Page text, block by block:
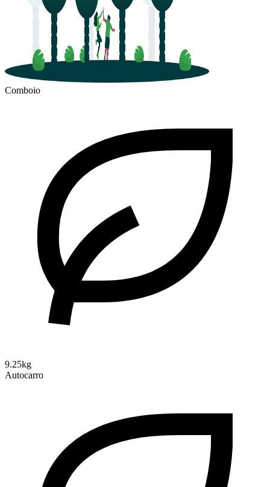
Comboio
9.25kg
Autocarro